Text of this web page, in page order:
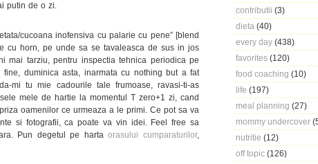
contributii (3)
dieta (40)
every day (438)
favorites (120)
food coaching (10)
life (197)
meal planning (27)
mommy undercover
nutritie (12)
off topic (126)
putin de o zi.
cucoana inofensiva cu palarie cu pene” [blend
cu horn, pe unde sa se tavaleasca de sus in jos
mai tarziu, pentru inspectia tehnica periodica pe
duminica asta, inarmata cu nothing but a fat
mi tu mie cadourile tale frumoase, ravasi-ti-as
mele de hartie la momentul T zero+1 zi, cand
oamenilor ce urmeaza a le primi. Ce pot sa va
si fotografii, ca poate va vin idei. Feel free sa
Pun degetul pe hartaorasului cumparaturilor,